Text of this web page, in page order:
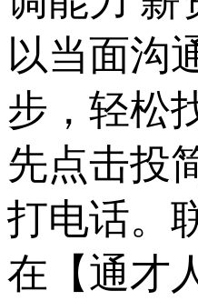
以当面沟
步，轻松
先点击投
打电话。
在【通才